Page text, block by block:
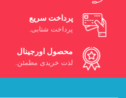
پرداخت سریع
پرداخت شتابی.
محصول اورجینال
لذت خریدی مطمئن.